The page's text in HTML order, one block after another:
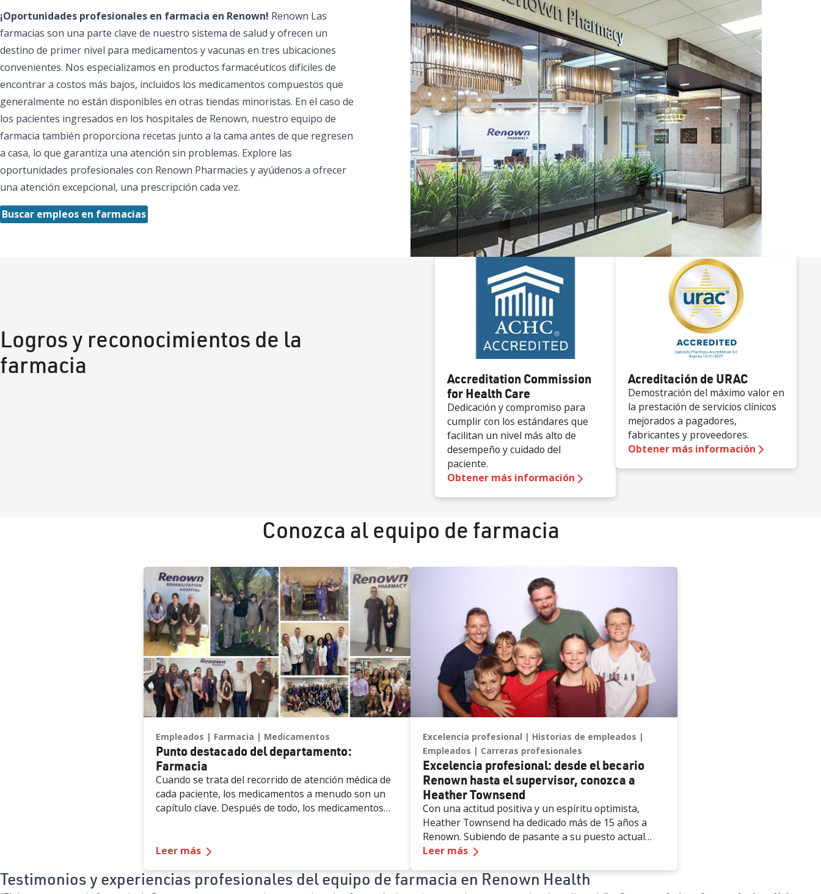
¡Oportunidades profesionales en farmacia en Renown! Renown Las
farmacias son una parte clave de nuestro sistema de salud y ofrecen un
destino de primer nivel para medicamentos y vacunas en tres ubicaciones
convenientes. Nos especializamos en productos farmacéuticos difíciles de
encontrar a costos más bajos, incluidos los medicamentos compuestos que
generalmente no están disponibles en otras tiendas minoristas. En el caso de
los pacientes ingresados en los hospitales de Renown, nuestro equipo de
farmacia también proporciona recetas junto a la cama antes de que regresen
a casa, lo que garantiza una atención sin problemas. Explore las
oportunidades profesionales con Renown Pharmacies y ayúdenos a ofrecer
una atención excepcional, una prescripción cada vez.
Buscar empleos en farmacias
Logros y reconocimientos de la
farmacia
Accreditation Commission
for Health Care
Dedicación y compromiso para
cumplir con los estándares que
facilitan un nivel más alto de
desempeño y cuidado del
paciente.
Obtener más información
Acreditación de URAC
Demostración del máximo valor en
la prestación de servicios clínicos
mejorados a pagadores,
fabricantes y proveedores.
Obtener más información
Conozca al equipo de farmacia
Empleados Farmacia Medicamentos
Punto destacado del departamento:
Farmacia
Cuando se trata del recorrido de atención médica de
cada paciente, los medicamentos a menudo son un
capítulo clave. Después de todo, los medicamentos
salud. En 2023, se surtieron 4.83 mil millones de
prevé que aumente anualmente, es importante
Leer más — Punto destacado del departamento: Farmacia
Excelencia profesional
Historias de empleados
Empleados
Carreras profesionales
Excelencia profesional: desde el becario
Renown hasta el supervisor, conozca a
Heather Townsend
Con una actitud positiva y un espíritu optimista,
Heather Townsend ha dedicado más de 15 años a
Renown. Subiendo de pasante a su puesto actual
como supervisora farmacéutica clínica, Heather ha
la atención médica. Mucho antes de que su viaje
Leer más — Excelencia
Testimonios y experiencias profesionales del equipo de farmacia en Renown Health